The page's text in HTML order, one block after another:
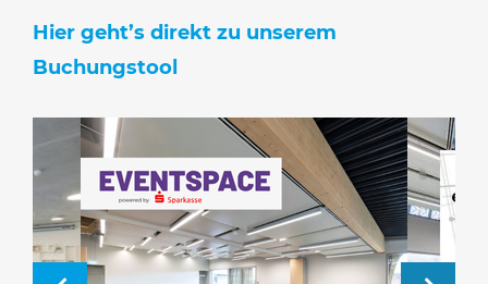
Hier geht’s direkt zu unserem
Buchungstool